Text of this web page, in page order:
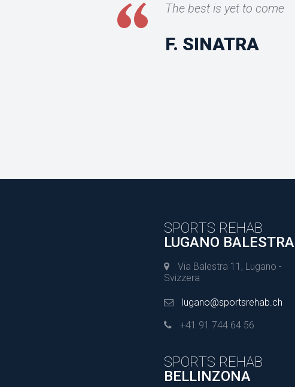
The best is yet to come
F. SINATRA
SPORTS REHAB
LUGANO BALESTRA
Via Balestra 11, Lugano -
Svizzera
lugano@sportsrehab.ch
+41 91 744 64 56
SPORTS REHAB
BELLINZONA